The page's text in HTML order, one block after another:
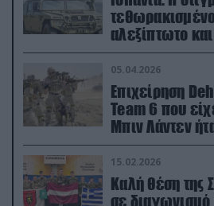
αλεξίπτωτο
ορμή στο
05.04.2026
Επιχείρηση
Team 6 που
Μπιν Λάντεν
διέσωσε τον
15.02.2026
Καλή θέση της
σε